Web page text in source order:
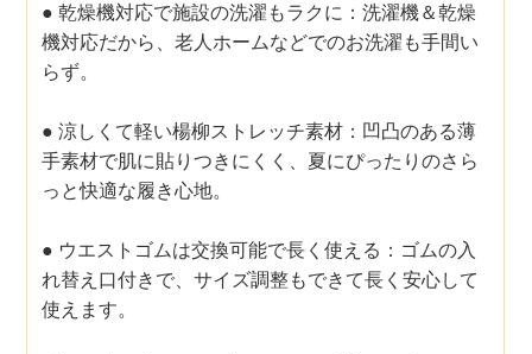
● 乾燥機対応で施設の洗濯もラクに：洗濯機＆乾燥
機対応だから、老人ホームなどでのお洗濯も手間い
らず。
● 涼しくて軽い楊柳ストレッチ素材：凹凸のある薄
手素材で肌に貼りつきにくく、夏にぴったりのさら
っと快適な履き心地。
● ウエストゴムは交換可能で長く使える：ゴムの入
れ替え口付きで、サイズ調整もできて長く安心して
使えます。